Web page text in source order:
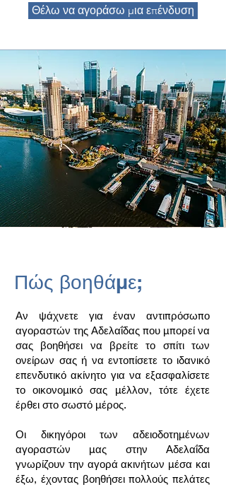
Θέλω να αγοράσω μια επένδυση
Πώς βοηθάμε;
Αν ψάχνετε για έναν αντιπρόσωπο
αγοραστών της Αδελαΐδας που μπορεί να
σας βοηθήσει να βρείτε το σπίτι των
ονείρων σας ή να εντοπίσετε το ιδανικό
επενδυτικό ακίνητο για να εξασφαλίσετε
το οικονομικό σας μέλλον, τότε έχετε
έρθει στο σωστό μέρος.
Οι δικηγόροι των αδειοδοτημένων
αγοραστών μας στην Αδελαΐδα
γνωρίζουν την αγορά ακινήτων μέσα και
έξω, έχοντας βοηθήσει πολλούς πελάτες